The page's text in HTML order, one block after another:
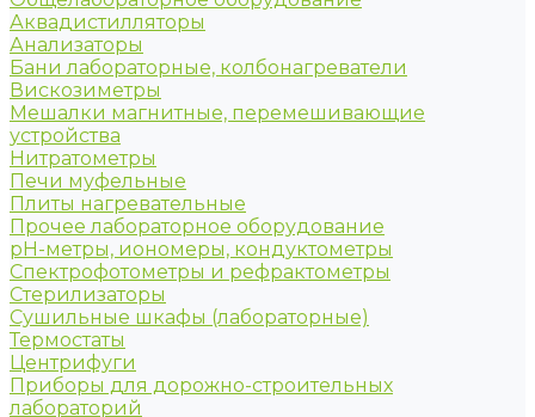
Аквадистилляторы
Анализаторы
Бани лабораторные, колбонагреватели
Вискозиметры
Мешалки магнитные, перемешивающие
устройства
Нитратометры
Печи муфельные
Плиты нагревательные
Прочее лабораторное оборудование
рН-метры, иономеры, кондуктометры
Спектрофотометры и рефрактометры
Стерилизаторы
Сушильные шкафы (лабораторные)
Термостаты
Центрифуги
Приборы для дорожно-строительных
лабораторий